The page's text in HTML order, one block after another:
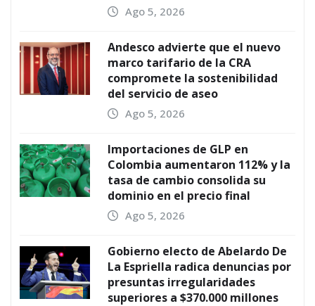
Ago 5, 2026
Andesco advierte que el nuevo
marco tarifario de la CRA
compromete la sostenibilidad
del servicio de aseo
Ago 5, 2026
Importaciones de GLP en
Colombia aumentaron 112% y la
tasa de cambio consolida su
dominio en el precio final
Ago 5, 2026
Gobierno electo de Abelardo De
La Espriella radica denuncias por
presuntas irregularidades
superiores a $370.000 millones